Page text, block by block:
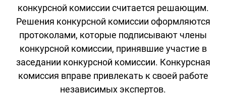
конкурсной комиссии считается решающим.
Решения конкурсной комиссии оформляются
протоколами, которые подписывают члены
конкурсной комиссии, принявшие участие в
заседании конкурсной комиссии. Конкурсная
комиссия вправе привлекать к своей работе
независимых экспертов.